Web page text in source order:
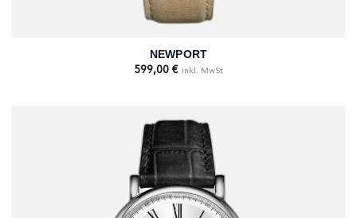
NEWPORT
599,00 € inkl. MwSt